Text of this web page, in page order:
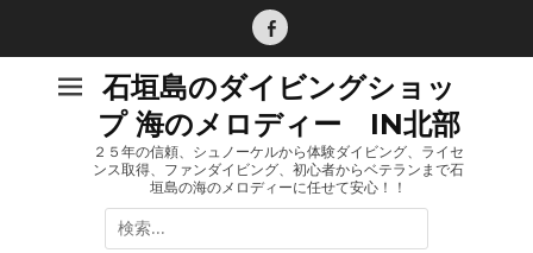
Facebook
石垣島のダイビングショッ
プ 海のメロディー IN北部
２５年の信頼、シュノーケルから体験ダイビング、ライセ
ンス取得、ファンダイビング、初心者からベテランまで石
垣島の海のメロディーに任せて安心！！
検
索: